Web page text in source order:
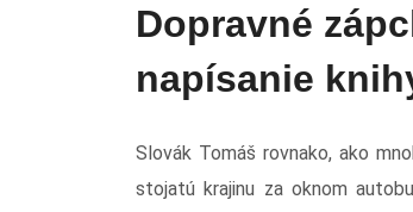
Dopravné
napísanie
Slovák Tomáš rovnako, ako
stojatú krajinu za oknom